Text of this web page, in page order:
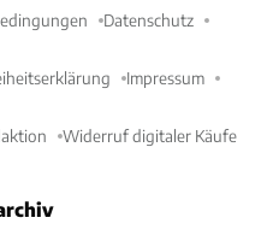
Datenschutz
Impressum
Widerruf digitaler Käufe